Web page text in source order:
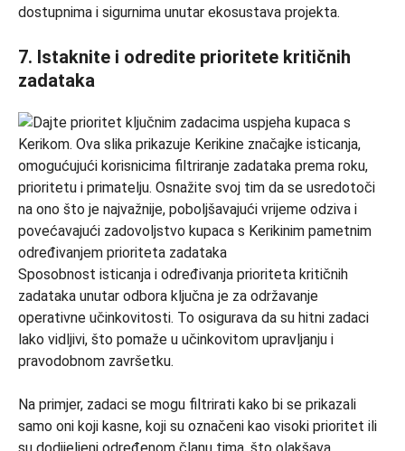
dostupnima i sigurnima unutar ekosustava projekta.
7. Istaknite i odredite prioritete kritičnih
zadataka
Sposobnost isticanja i određivanja prioriteta kritičnih
zadataka unutar odbora ključna je za održavanje
operativne učinkovitosti. To osigurava da su hitni zadaci
lako vidljivi, što pomaže u učinkovitom upravljanju i
pravodobnom završetku.
Na primjer, zadaci se mogu filtrirati kako bi se prikazali
samo oni koji kasne, koji su označeni kao visoki prioritet ili